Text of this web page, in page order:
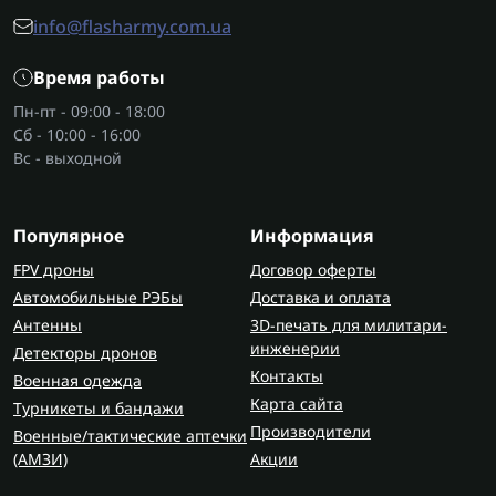
Где приобрести маскирующую
Если вам нужна качественная маскирующая
одежда купить можно у проверенных
поставщиков. В магазине Flash Army вы найдете
современные модели из надежных материалов,
цену от производителя и быструю доставку по
Украине. Выбирая, маскирующая одежда цена и
качество — имеет значение. Доверяйте только
проверенным поставщикам.
info@flasharmy.com.ua
Время работы
Пн-пт - 09:00 - 18:00
Сб - 10:00 - 16:00
Вс - выходной
Популярное
FPV дроны
Автомобильные РЭБы
Антенны
Детекторы дронов
Военная одежда
Турникеты и бандажи
Военные/тактические аптечки
(AMЗИ)
Информация
Договор оферты
Доставка и оплата
3D-печать для милитари-
инженерии
Контакты
Карта сайта
Производители
Акции